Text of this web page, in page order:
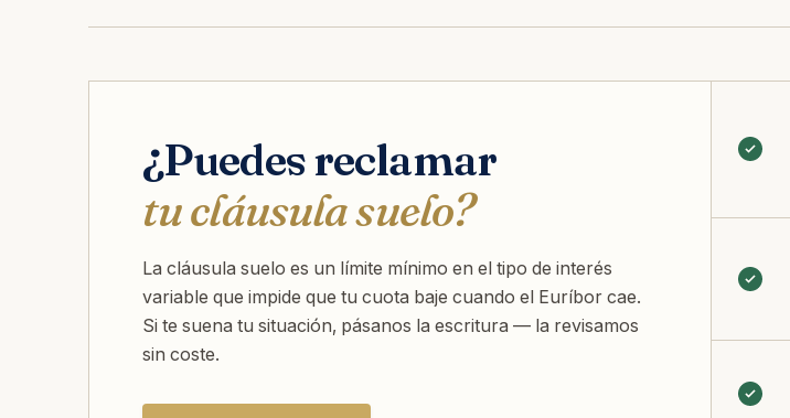
¿Puedes reclamar
tu cláusula suelo?
La cláusula suelo es un límite mínimo en el tipo de interés
variable que impide que tu cuota baje cuando el Euríbor cae.
Si te suena tu situación, pásanos la escritura — la revisamos
sin coste.